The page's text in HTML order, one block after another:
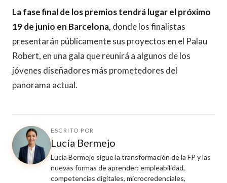
La fase final de los premios tendrá lugar el próximo
19 de junio en Barcelona, donde los finalistas
presentarán públicamente sus proyectos en el Palau
Robert, en una gala que reunirá a algunos de los
jóvenes diseñadores más prometedores del
panorama actual.
ESCRITO POR
Lucía Bermejo
Lucía Bermejo sigue la transformación de la FP y las
nuevas formas de aprender: empleabilidad,
competencias digitales, microcredenciales,